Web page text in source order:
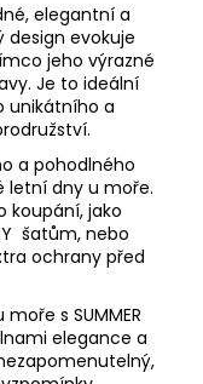
elegantní a
design evokuje
jeho výrazné
Je to ideální
unikátního a
a pohodlného
letní dny u moře.
koupání, jako
šatům, nebo
ochrany před
s SUMMER
elegance a